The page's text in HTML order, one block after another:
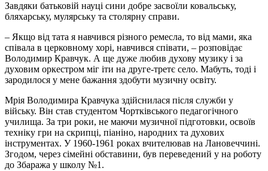
Завдяки батьковій науці сини добре засвоїли ковальську,
бляхарську, мулярську та столярну справи.
– Якщо від тата я навчився різного ремесла, то від мами, яка
співала в церковному хорі, навчився співати, – розповідає
Володимир Кравчук. А ще дуже любив духову музику і за
духовим оркестром міг іти на друге-третє село. Мабуть, тоді і
зародилося у мене бажання здобути музичну освіту.
Мрія Володимира Кравчука здійснилася після служби у
війську. Він став студентом Чортківського педагогічного
училища. За три роки, не маючи музичної підготовки, освоїв
техніку гри на скрипці, піаніно, народних та духових
інструментах. У 1960-1961 роках вчителював на Лановеччині.
Згодом, через сімейні обставини, був переведений у на роботу
до Збаража у школу №1.